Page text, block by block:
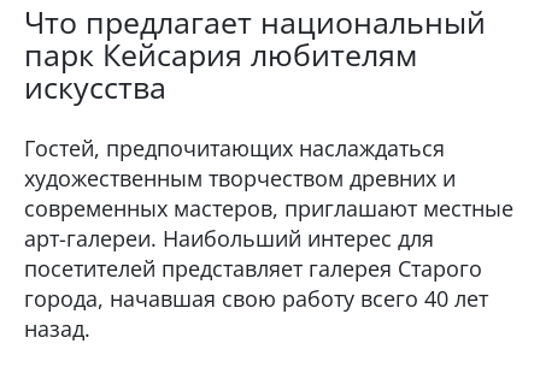
Что предлагает национальный
парк Кейсария любителям
искусства
Гостей, предпочитающих наслаждаться
художественным творчеством древних и
современных мастеров, приглашают местные
арт-галереи. Наибольший интерес для
посетителей представляет галерея Старого
города, начавшая свою работу всего 40 лет
назад.